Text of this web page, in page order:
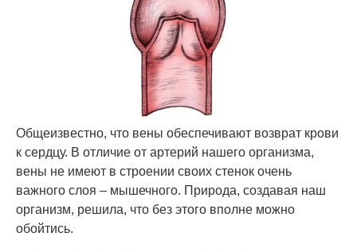
Общеизвестно, что вены обеспечивают возврат крови
к сердцу. В отличие от артерий нашего организма,
вены не имеют в строении своих стенок очень
важного слоя – мышечного. Природа, создавая наш
организм, решила, что без этого вполне можно
обойтись.